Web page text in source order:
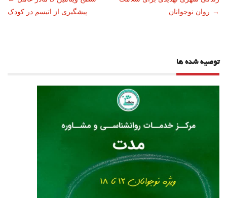
نوشته
پیشگیری از اتیسم در کودک
روان نوجوانان →
توصیه شده ها